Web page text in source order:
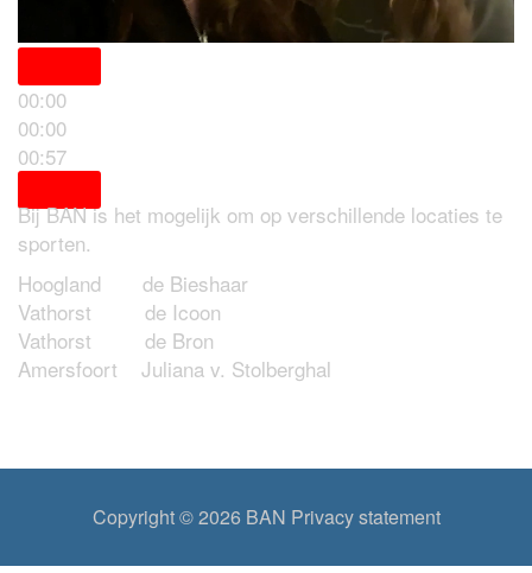
00:00
00:00
00:57
Bij BAN is het mogelijk om op verschillende locaties te
sporten.
Hoogland de Bieshaar
Vathorst de Icoon
Vathorst de Bron
Amersfoort Juliana v. Stolberghal
Copyright © 2026 BAN Privacy statement